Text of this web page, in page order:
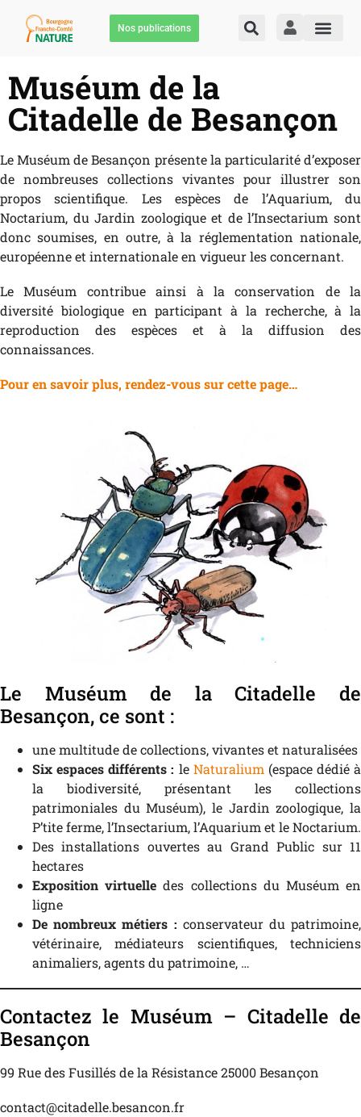
Nos publications
Muséum de la
Citadelle de Besançon
Le Muséum de Besançon présente la particularité d’exposer
de nombreuses collections vivantes pour illustrer son
propos scientifique. Les espèces de l’Aquarium, du
Noctarium, du Jardin zoologique et de l’Insectarium sont
donc soumises, en outre, à la réglementation nationale,
européenne et internationale en vigueur les concernant.
Le Muséum contribue ainsi à la conservation de la
diversité biologique en participant à la recherche, à la
reproduction des espèces et à la diffusion des
connaissances.
Pour en savoir plus, rendez-vous sur cette page…
Le Muséum de la Citadelle de
Besançon, ce sont :
une multitude de collections, vivantes et naturalisées
Six espaces différents : le Naturalium(espace dédié à
la biodiversité, présentant les collections
patrimoniales du Muséum), le Jardin zoologique, la
P’tite ferme, l’Insectarium, l’Aquarium et le Noctarium.
Des installations ouvertes au Grand Public sur 11
hectares
Exposition virtuelle des collections du Muséum en
ligne
De nombreux métiers : conservateur du patrimoine,
vétérinaire, médiateurs scientifiques, techniciens
animaliers, agents du patrimoine, …
Contactez le Muséum – Citadelle de
Besançon
99 Rue des Fusillés de la Résistance 25000 Besançon
contact@citadelle.besancon.fr